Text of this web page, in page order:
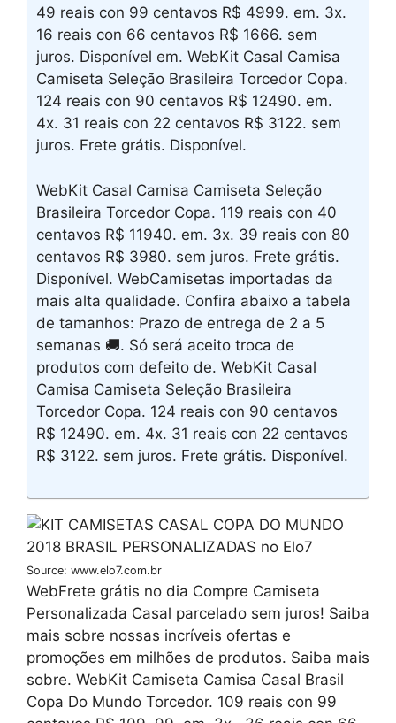
49 reais con 99 centavos R$ 4999. em. 3x.
16 reais con 66 centavos R$ 1666. sem
juros. Disponível em. WebKit Casal Camisa
Camiseta Seleção Brasileira Torcedor Copa.
124 reais con 90 centavos R$ 12490. em.
4x. 31 reais con 22 centavos R$ 3122. sem
juros. Frete grátis. Disponível.
WebKit Casal Camisa Camiseta Seleção
Brasileira Torcedor Copa. 119 reais con 40
centavos R$ 11940. em. 3x. 39 reais con 80
centavos R$ 3980. sem juros. Frete grátis.
Disponível. WebCamisetas importadas da
mais alta qualidade. Confira abaixo a tabela
de tamanhos: Prazo de entrega de 2 a 5
semanas 🚚. Só será aceito troca de
produtos com defeito de. WebKit Casal
Camisa Camiseta Seleção Brasileira
Torcedor Copa. 124 reais con 90 centavos
R$ 12490. em. 4x. 31 reais con 22 centavos
R$ 3122. sem juros. Frete grátis. Disponível.
Source: www.elo7.com.br
WebFrete grátis no dia Compre Camiseta
Personalizada Casal parcelado sem juros! Saiba
mais sobre nossas incríveis ofertas e
promoções em milhões de produtos. Saiba mais
sobre. WebKit Camiseta Camisa Casal Brasil
Copa Do Mundo Torcedor. 109 reais con 99